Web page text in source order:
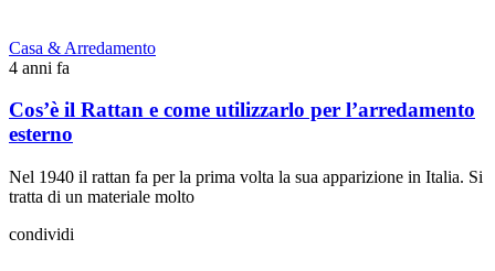
Casa & Arredamento
4 anni fa
Cos’è il Rattan e come utilizzarlo per l’arredamento
esterno
Nel 1940 il rattan fa per la prima volta la sua apparizione in Italia. Si
tratta di un materiale molto
condividi